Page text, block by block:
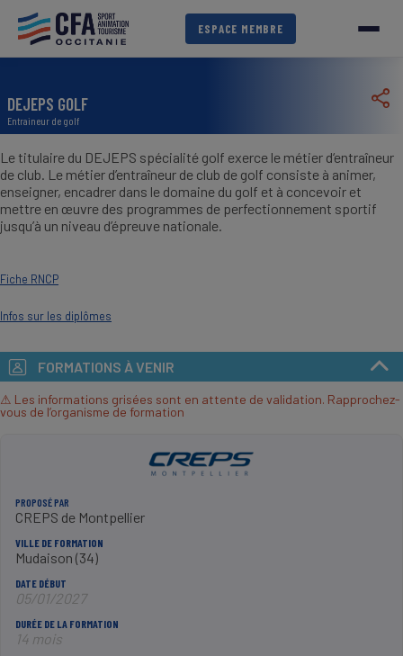
contenu
principal
ESPACE MEMBRE
DEJEPS GOLF
Entraineur de golf
Le titulaire du DEJEPS spécialité golf exerce le métier d‘entraîneur
de club. Le métier d’entraîneur de club de golf consiste à animer,
enseigner, encadrer dans le domaine du golf et à concevoir et
mettre en œuvre des programmes de perfectionnement sportif
jusqu’à un niveau d’épreuve nationale.
Fiche RNCP
Infos sur les diplômes
FORMATIONS À VENIR
⚠ Les informations grisées sont en attente de validation. Rapprochez-
vous de l’organisme de formation
PROPOSÉ PAR
CREPS de Montpellier
VILLE DE FORMATION
Mudaison (34)
DATE DÉBUT
05/01/2027
DURÉE DE LA FORMATION
14 mois